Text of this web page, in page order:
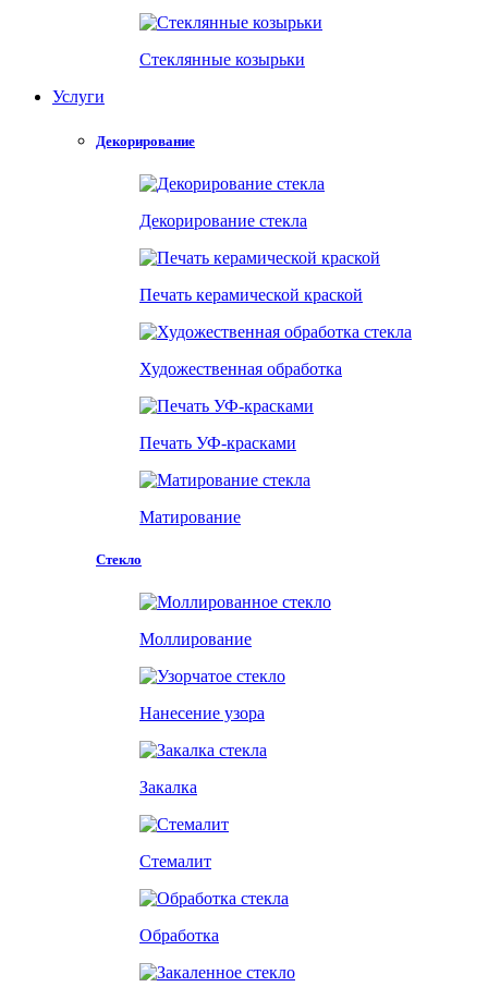
Стеклянные козырьки
Услуги
Декорирование
Декорирование стекла
Печать керамической краской
Художественная обработка
Печать УФ-красками
Матирование
Стекло
Моллирование
Нанесение узора
Закалка
Стемалит
Обработка